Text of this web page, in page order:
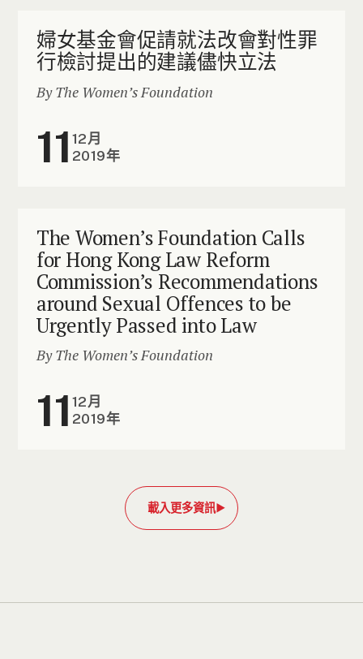
婦女基金會促請就法改會對性罪
行檢討提出的建議儘快立法
By The Women’s Foundation
11 12月
2019年
The Women’s Foundation Calls
for Hong Kong Law Reform
Commission’s Recommendations
around Sexual Offences to be
Urgently Passed into Law
By The Women’s Foundation
11 12月
2019年
載入更多資訊